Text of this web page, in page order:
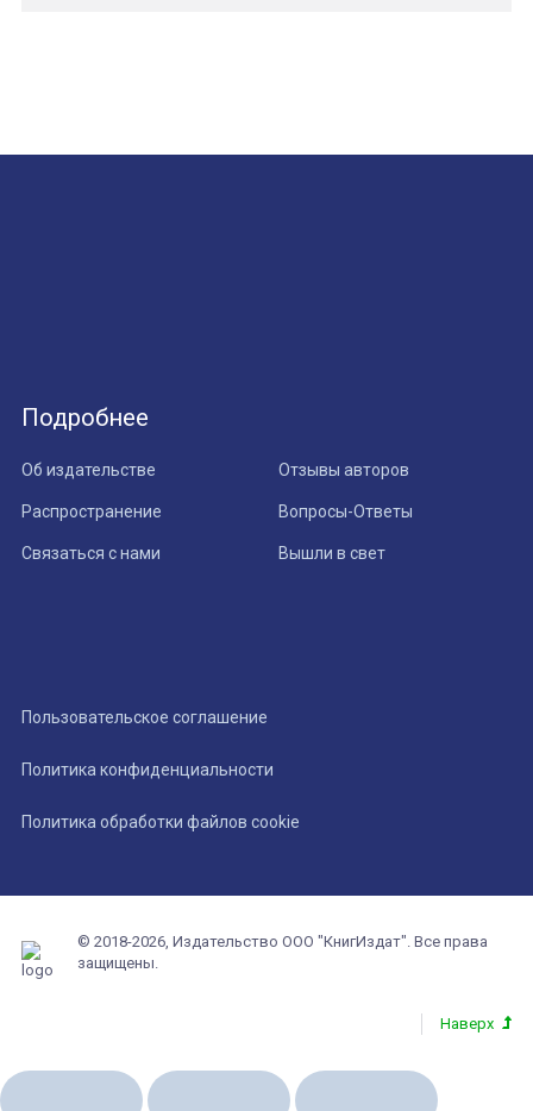
Подробнее
Об издательстве Отзывы авторов
Распространение Вопросы-Ответы
Связаться с нами Вышли в свет
Пользовательское соглашение
Политика конфиденциальности
Политика обработки файлов cookie
© 2018-2026, Издательство ООО "КнигИздат". Все права
защищены.
Наверх